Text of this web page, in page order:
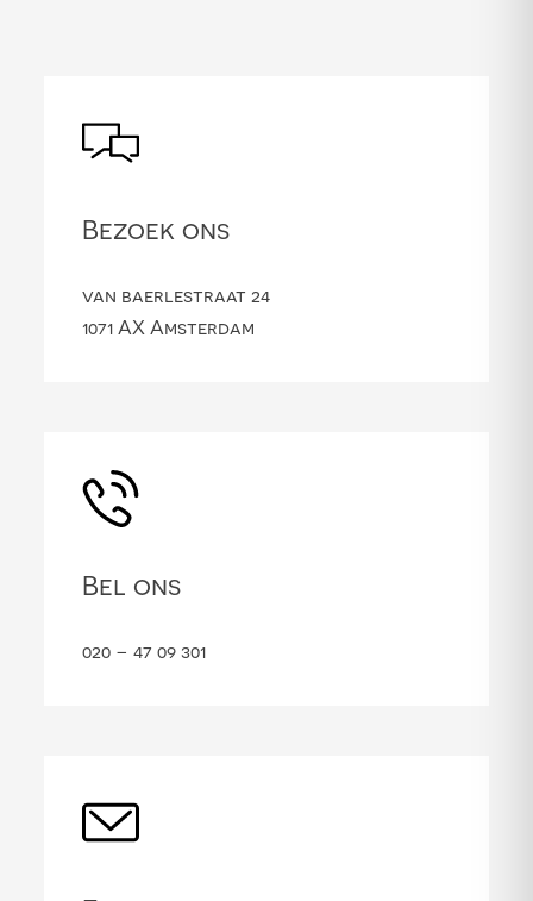
Bezoek ons
van baerlestraat 24
1071 AX Amsterdam
Bel ons
020 – 47 09 301